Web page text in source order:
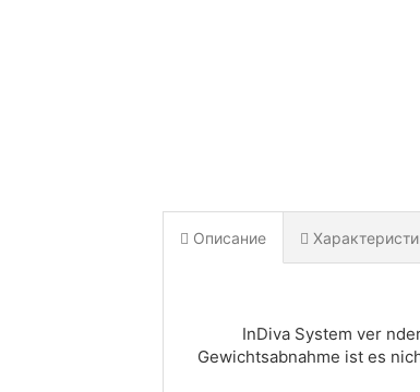
Описание
InDiva System ver
Gewichtsabnahme ist es